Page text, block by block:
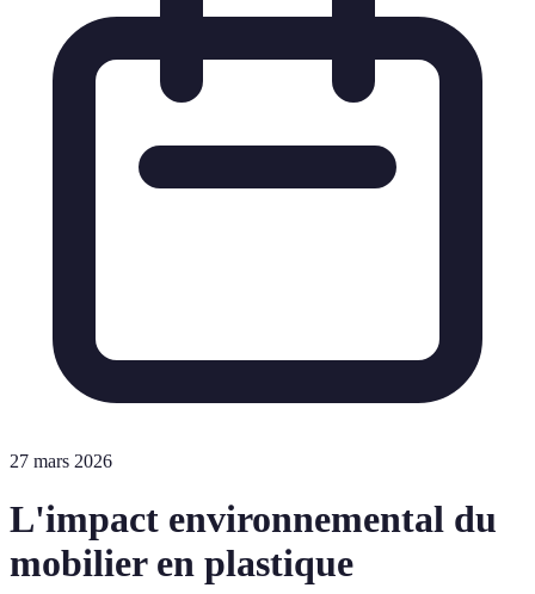
27 mars 2026
L'impact environnemental du
mobilier en plastique